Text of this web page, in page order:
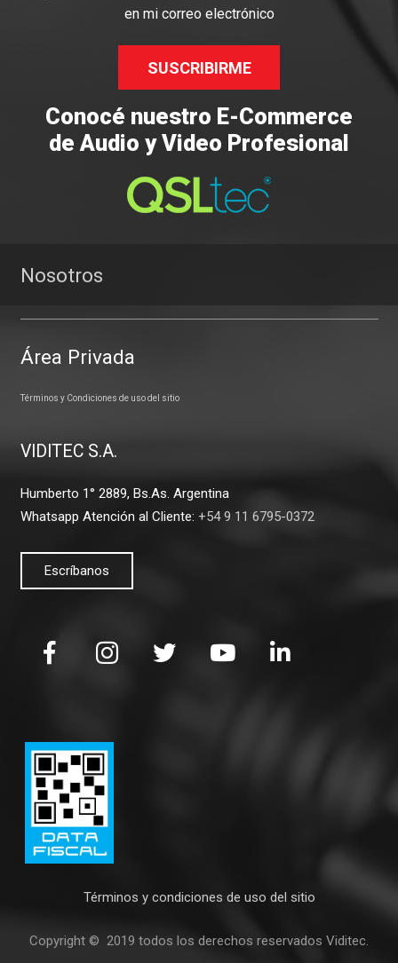
en mi correo electrónico
SUSCRIBIRME
Conocé nuestro E-Commerce
de Audio y Video Profesional
Nosotros
Área Privada
Términos y Condiciones de uso del sitio
VIDITEC S.A.
Humberto 1° 2889, Bs.As. Argentina
Whatsapp Atención al Cliente: +54 9 11 6795-0372
Escríbanos
Términos y condiciones de uso del sitio
Copyright © 2019 todos los derechos reservados Viditec.